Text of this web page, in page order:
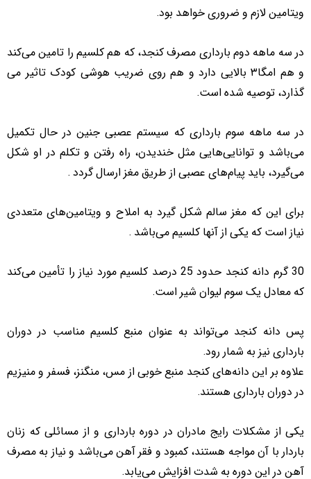
ویتامین لازم و ضروری خواهد بود.
در سه ماهه دوم بارداری مصرف کنجد، که هم کلسیم را تامین میکند
و هم امگا۳ بالایی دارد و هم روی ضریب هوشی کودک تاثیر می
گذارد، توصیه شده است.
در سه ماهه‌ سوم بارداری که سیستم عصبی جنین در حال تکمیل
می‌باشد و توانایی‌هایی مثل خندیدن، راه رفتن و تکلم در او شکل
می‌گیرد، باید پیام‌های عصبی از طریق مغز ارسال گردد .
برای این که مغز سالم شکل گیرد به املاح و ویتامین‌های متعددی
نیاز است که یکی از آنها کلسیم می‌باشد .
30 گرم دانه کنجد حدود 25 درصد کلسیم مورد نیاز را تأمین می‌کند
که معادل یک سوم لیوان شیر است.
پس دانه کنجد می‌تواند به عنوان منبع کلسیم مناسب در دوران
بارداری نیز به شمار رود.
علاوه بر این دانههای کنجد منبع خوبی از مس، منگنز، فسفر و منیزیم
در دوران بارداری هستند.
یکی از مشکلات رایج مادران در دوره بارداری و از مسائلی که زنان
باردار با آن مواجه هستند، کمبود و فقر آهن می‌باشد و نیاز به مصرف
آهن در این دوره به شدت افزایش می‌یابد.